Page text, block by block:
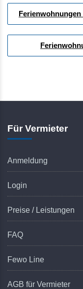
Für Vermieter
Anmeldung
Login
Preise / Leistungen
FAQ
Fewo Line
AGB für Vermieter